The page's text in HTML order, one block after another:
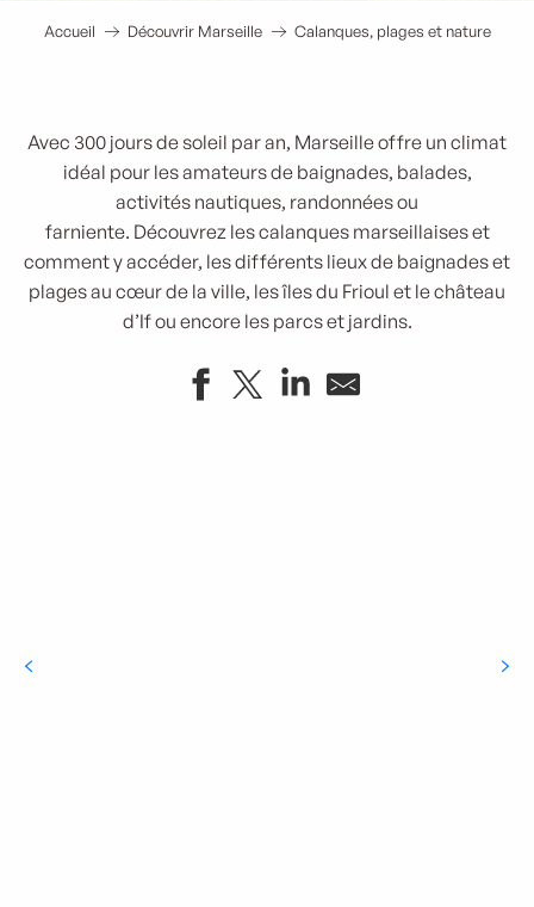
Accueil Découvrir Marseille Calanques, plages et nature
Avec 300 jours de soleil par an, Marseille offre un climat
idéal pour les amateurs de baignades, balades,
activités nautiques, randonnées ou
farniente. Découvrez les calanques marseillaises et
comment y accéder, les différents lieux de baignades et
plages au cœur de la ville, les îles du Frioul et le château
d’If ou encore les parcs et jardins.